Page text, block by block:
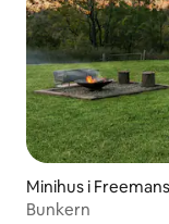
Minihus i
Bunkern